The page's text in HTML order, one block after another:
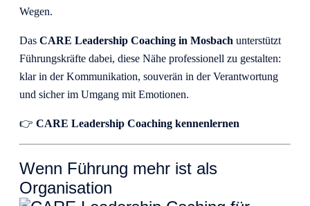
Wegen.
Das CARE Leadership Coaching in Mosbach unterstützt
Führungskräfte dabei, diese Nähe professionell zu gestalten:
klar in der Kommunikation, souverän in der Verantwortung
und sicher im Umgang mit Emotionen.
👉 CARE Leadership Coaching kennenlernen
Wenn Führung mehr ist als
Organisation